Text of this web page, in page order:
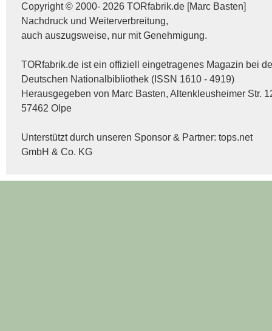
Copyright © 2000- 2026 TORfabrik.de [Marc Basten]
Nachdruck und Weiterverbreitung,
auch auszugsweise, nur mit Genehmigung.
TORfabrik.de ist ein offiziell eingetragenes Magazin bei
Deutschen Nationalbibliothek (ISSN 1610 - 4919)
Herausgegeben von Marc Basten, Altenkleusheimer Str.
57462 Olpe
Unterstützt durch unseren Sponsor & Partner: tops.net
GmbH & Co. KG